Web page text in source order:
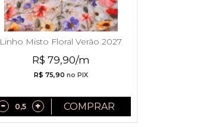
Linho Misto Floral Verão 2027
R$ 79,90/m
R$ 75,90 no PIX
COMPRAR